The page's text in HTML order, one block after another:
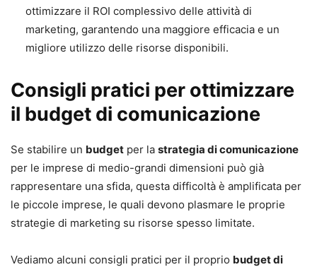
ottimizzare il ROI complessivo delle attività di
marketing, garantendo una maggiore efficacia e un
migliore utilizzo delle risorse disponibili.
Consigli pratici per ottimizzare
il budget di comunicazione
Se stabilire un budget per la strategia di comunicazione
per le imprese di medio-grandi dimensioni può già
rappresentare una sfida, questa difficoltà è amplificata per
le piccole imprese, le quali devono plasmare le proprie
strategie di marketing su risorse spesso limitate.
Vediamo alcuni consigli pratici per il proprio budget di